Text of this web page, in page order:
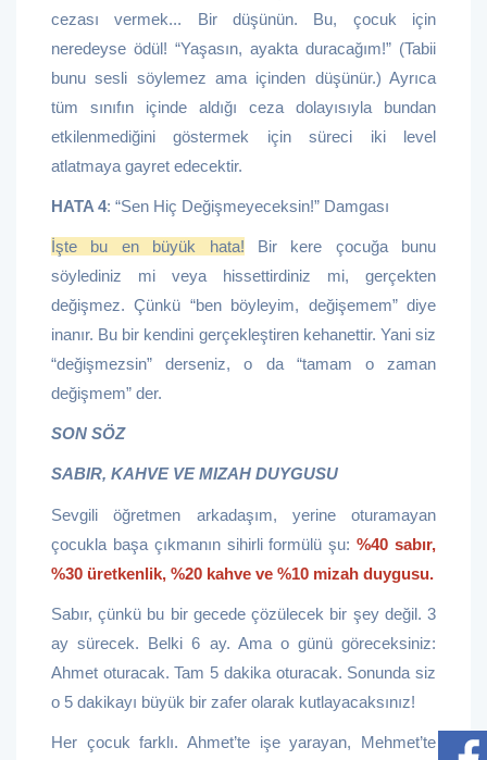
cezası vermek... Bir düşünün. Bu, çocuk için
neredeyse ödül! “Yaşasın, ayakta duracağım!” (Tabii
bunu sesli söylemez ama içinden düşünür.) Ayrıca
tüm sınıfın içinde aldığı ceza dolayısıyla bundan
etkilenmediğini göstermek için süreci iki level
atlatmaya gayret edecektir.
HATA 4: “Sen Hiç Değişmeyeceksin!” Damgası
İşte bu en büyük hata! Bir kere çocuğa bunu
söylediniz mi veya hissettirdiniz mi, gerçekten
değişmez. Çünkü “ben böyleyim, değişemem” diye
inanır. Bu bir kendini gerçekleştiren kehanettir. Yani siz
“değişmezsin” derseniz, o da “tamam o zaman
değişmem” der.
SON SÖZ
SABIR, KAHVE VE MIZAH DUYGUSU
Sevgili öğretmen arkadaşım, yerine oturamayan
çocukla başa çıkmanın sihirli formülü şu: %40 sabır,
%30 üretkenlik, %20 kahve ve %10 mizah duygusu.
Sabır, çünkü bu bir gecede çözülecek bir şey değil. 3
ay sürecek. Belki 6 ay. Ama o günü göreceksiniz:
Ahmet oturacak. Tam 5 dakika oturacak. Sonunda siz
o 5 dakikayı büyük bir zafer olarak kutlayacaksınız!
Her çocuk farklı. Ahmet’te işe yarayan, Mehmet’te